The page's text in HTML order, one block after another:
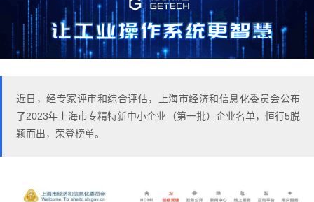
近日，经专家评审和综合评估，上海市经济和信息化委员会公布
了2023年上海市专精特新中小企业（第一批）企业名单，恒行5脱
颖而出，荣登榜单。